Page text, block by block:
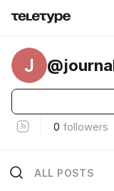
J
0 followers
ALL POSTS